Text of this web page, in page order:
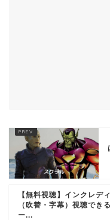
【無料視聴】インクレデ
（吹替・字幕）視聴でき
ー...